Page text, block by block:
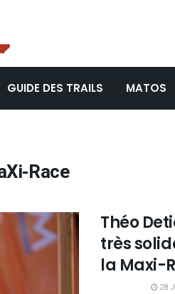
GUIDE DES TRAILS MATOS
Race
Théo
très
la Maxi-
28